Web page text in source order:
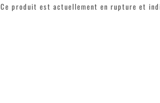
Ce produit est actuellement en rupture et